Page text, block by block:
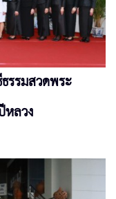
รรมสวดพระ
ลวง